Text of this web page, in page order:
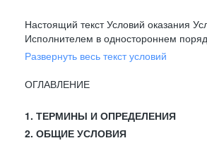
Настоящий текст Условий оказания
Исполнителем в одностороннем
Развернуть весь текст условий
ОГЛАВЛЕНИЕ
1. ТЕРМИНЫ И ОПРЕДЕЛЕНИЯ
2. ОБЩИЕ УСЛОВИЯ